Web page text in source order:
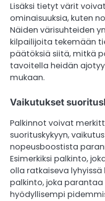
Lisäksi tietyt värit
ominaisuuksia, kuten
Näiden värisuhteiden
kilpailijoita tekemään
päätöksiä siitä, mitkä
tavoitella heidän
mukaan.
Vaikutukset
Palkinnot voivat
suorituskykyyn,
nopeusboostista
Esimerkiksi palkinto,
olla ratkaiseva lyhyissä
palkinto, joka
hyödyllisempi